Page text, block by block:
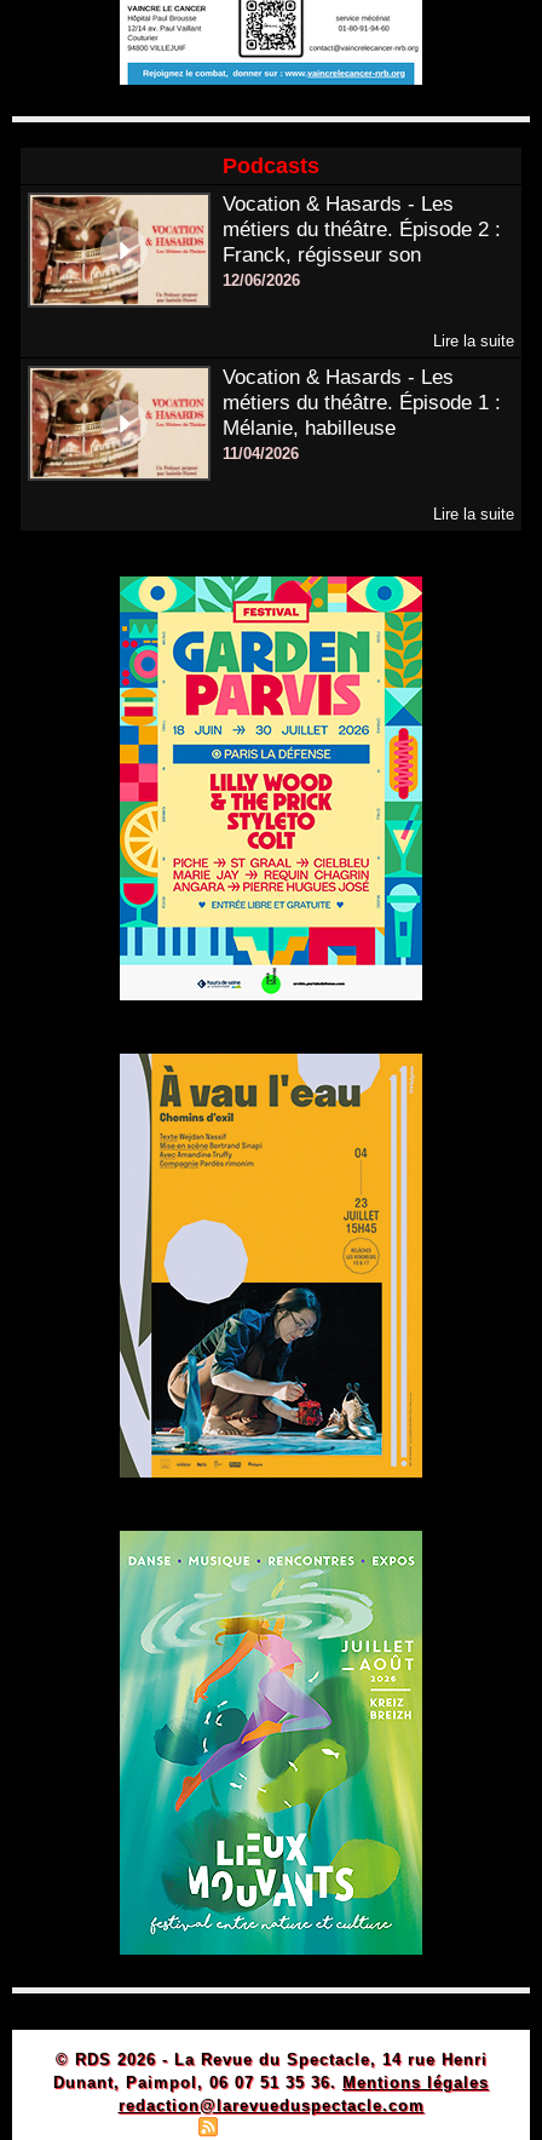
Podcasts
Vocation & Hasards - Les
métiers du théâtre. Épisode 2 :
Franck, régisseur son
12/06/2026
Lire la suite
Vocation & Hasards - Les
métiers du théâtre. Épisode 1 :
Mélanie, habilleuse
11/04/2026
Lire la suite
© RDS 2026 - La Revue du Spectacle, 14 rue Henri
Dunant, Paimpol, 06 07 51 35 36. Mentions légales
redaction@larevueduspectacle.com